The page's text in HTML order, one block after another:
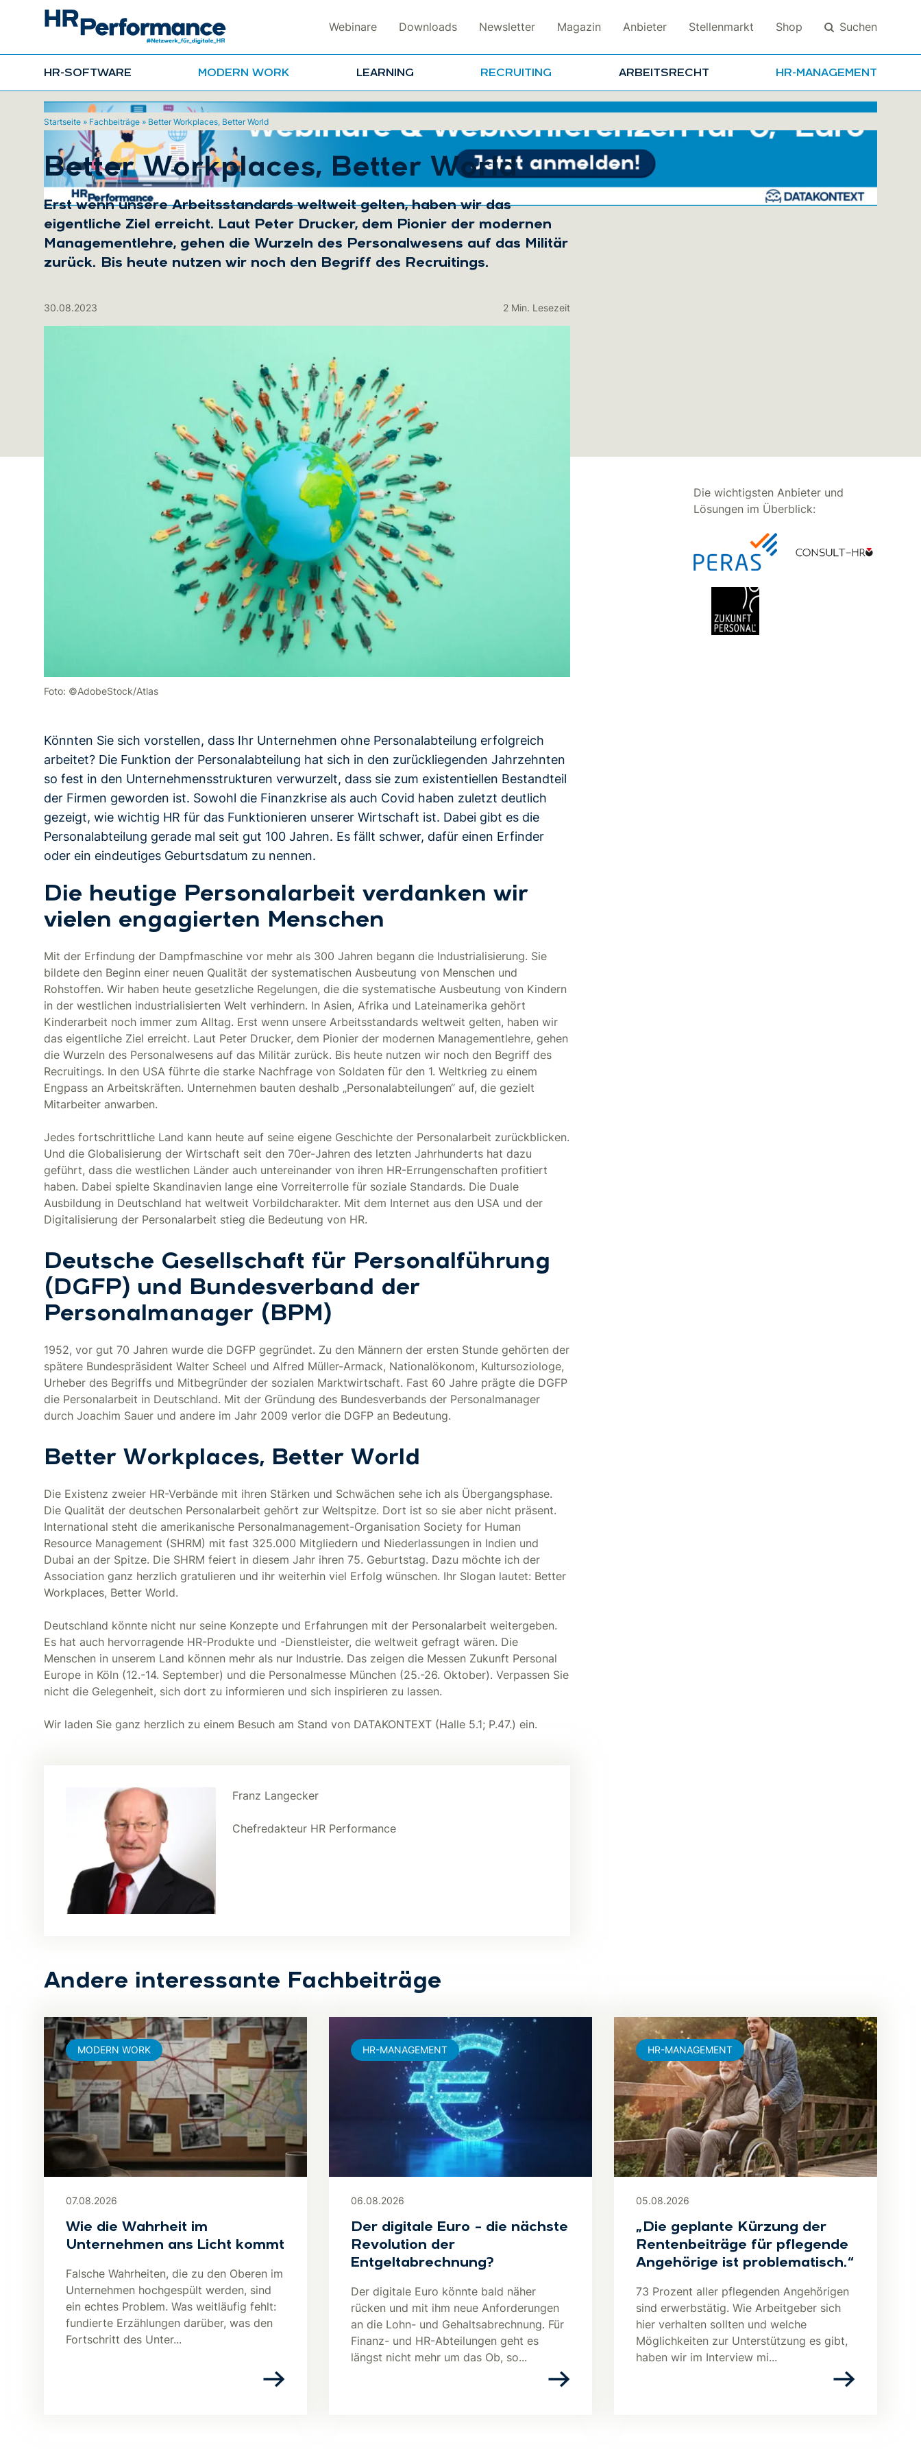
Webinare Downloads Newsletter Magazin Anbieter Stellenmarkt Shop Suchen
HR-SOFTWARE MODERN WORK LEARNING RECRUITING ARBEITSRECHT HR-MANAGEMENT
Startseite » Fachbeiträge » Better Workplaces, Better World
Better Workplaces, Better World
Erst wenn unsere Arbeitsstandards weltweit gelten, haben wir das
eigentliche Ziel erreicht. Laut Peter Drucker, dem Pionier der modernen
Managementlehre, gehen die Wurzeln des Personalwesens auf das Militär
zurück. Bis heute nutzen wir noch den Begriff des Recruitings.
30.08.2023 2 Min. Lesezeit
Foto: ©AdobeStock/Atlas
Könnten Sie sich vorstellen, dass Ihr Unternehmen ohne Personalabteilung erfolgreich
arbeitet? Die Funktion der Personalabteilung hat sich in den zurückliegenden Jahrzehnten
so fest in den Unternehmensstrukturen verwurzelt, dass sie zum existentiellen Bestandteil
der Firmen geworden ist. Sowohl die Finanzkrise als auch Covid haben zuletzt deutlich
gezeigt, wie wichtig HR für das Funktionieren unserer Wirtschaft ist. Dabei gibt es die
Personalabteilung gerade mal seit gut 100 Jahren. Es fällt schwer, dafür einen Erfinder
oder ein eindeutiges Geburtsdatum zu nennen.
Die heutige Personalarbeit verdanken wir
vielen engagierten Menschen
Mit der Erfindung der Dampfmaschine vor mehr als 300 Jahren begann die Industrialisierung. Sie
bildete den Beginn einer neuen Qualität der systematischen Ausbeutung von Menschen und
Rohstoffen. Wir haben heute gesetzliche Regelungen, die die systematische Ausbeutung von Kindern
in der westlichen industrialisierten Welt verhindern. In Asien, Afrika und Lateinamerika gehört
Kinderarbeit noch immer zum Alltag. Erst wenn unsere Arbeitsstandards weltweit gelten, haben wir
das eigentliche Ziel erreicht. Laut Peter Drucker, dem Pionier der modernen Managementlehre, gehen
die Wurzeln des Personalwesens auf das Militär zurück. Bis heute nutzen wir noch den Begriff des
Recruitings. In den USA führte die starke Nachfrage von Soldaten für den 1. Weltkrieg zu einem
Engpass an Arbeitskräften. Unternehmen bauten deshalb „Personalabteilungen“ auf, die gezielt
Mitarbeiter anwarben.
Jedes fortschrittliche Land kann heute auf seine eigene Geschichte der Personalarbeit zurückblicken.
Und die Globalisierung der Wirtschaft seit den 70er-Jahren des letzten Jahrhunderts hat dazu
geführt, dass die westlichen Länder auch untereinander von ihren HR-Errungenschaften profitiert
haben. Dabei spielte Skandinavien lange eine Vorreiterrolle für soziale Standards. Die Duale
Ausbildung in Deutschland hat weltweit Vorbildcharakter. Mit dem Internet aus den USA und der
Digitalisierung der Personalarbeit stieg die Bedeutung von HR.
Deutsche Gesellschaft für Personalführung
(DGFP) und Bundesverband der
Personalmanager (BPM)
1952, vor gut 70 Jahren wurde die DGFP gegründet. Zu den Männern der ersten Stunde gehörten der
spätere Bundespräsident Walter Scheel und Alfred Müller-Armack, Nationalökonom, Kultursoziologe,
Urheber des Begriffs und Mitbegründer der sozialen Marktwirtschaft. Fast 60 Jahre prägte die DGFP
die Personalarbeit in Deutschland. Mit der Gründung des Bundesverbands der Personalmanager
durch Joachim Sauer und andere im Jahr 2009 verlor die DGFP an Bedeutung.
Better Workplaces, Better World
Die Existenz zweier HR-Verbände mit ihren Stärken und Schwächen sehe ich als Übergangsphase.
Die Qualität der deutschen Personalarbeit gehört zur Weltspitze. Dort ist so sie aber nicht präsent.
International steht die amerikanische Personalmanagement-Organisation Society for Human
Resource Management (SHRM) mit fast 325.000 Mitgliedern und Niederlassungen in Indien und
Dubai an der Spitze. Die SHRM feiert in diesem Jahr ihren 75. Geburtstag. Dazu möchte ich der
Association ganz herzlich gratulieren und ihr weiterhin viel Erfolg wünschen. Ihr Slogan lautet: Better
Workplaces, Better World.
Deutschland könnte nicht nur seine Konzepte und Erfahrungen mit der Personalarbeit weitergeben.
Es hat auch hervorragende HR-Produkte und -Dienstleister, die weltweit gefragt wären. Die
Menschen in unserem Land können mehr als nur Industrie. Das zeigen die Messen Zukunft Personal
Europe in Köln (12.-14. September) und die Personalmesse München (25.-26. Oktober). Verpassen Sie
nicht die Gelegenheit, sich dort zu informieren und sich inspirieren zu lassen.
Wir laden Sie ganz herzlich zu einem Besuch am Stand von DATAKONTEXT (Halle 5.1; P.47.) ein.
Franz Langecker
Chefredakteur HR Performance
Die wichtigsten Anbieter und
Lösungen im Überblick:
Andere interessante Fachbeiträge
07.08.2026
Wie die Wahrheit im
Unternehmen ans Licht kommt
Falsche Wahrheiten, die zu den Oberen im
Unternehmen hochgespült werden, sind
ein echtes Problem. Was weitläufig fehlt:
fundierte Erzählungen darüber, was den
Fortschritt des Unter...
MODERN WORK
06.08.2026
Der digitale Euro – die nächste
Revolution der
Entgeltabrechnung?
Der digitale Euro könnte bald näher
rücken und mit ihm neue Anforderungen
an die Lohn- und Gehaltsabrechnung. Für
Finanz- und HR-Abteilungen geht es
längst nicht mehr um das Ob, so...
HR-MANAGEMENT
05.08.2026
„Die geplante Kürzung der
Rentenbeiträge für pflegende
Angehörige ist problematisch.“
73 Prozent aller pflegenden Angehörigen
sind erwerbstätig. Wie Arbeitgeber sich
hier verhalten sollten und welche
Möglichkeiten zur Unterstützung es gibt,
haben wir im Interview mi...
HR-MANAGEMENT